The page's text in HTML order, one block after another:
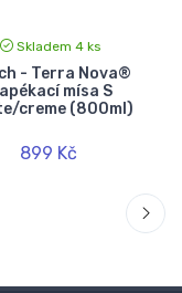
Skladem 4 ks
- Terra Nova®
mísa S
creme (800ml)
899 Kč